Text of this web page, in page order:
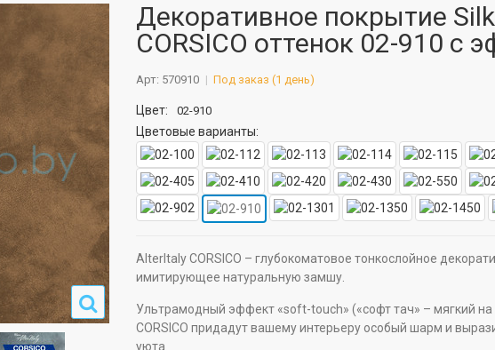
Декоративное покрытие
CORSICO оттенок 02-910 с
Арт: 570910 Под заказ (1 день)
Цвет: 02-910
Цветовые варианты:
AlterItaly CORSICO – глубокоматовое тонкослойное
имитирующее натуральную замшу.
Ультрамодный эффект «soft-touch» («софт тач» – мягкий
CORSICO придадут вашему интерьеру особый шарм и
уюта.